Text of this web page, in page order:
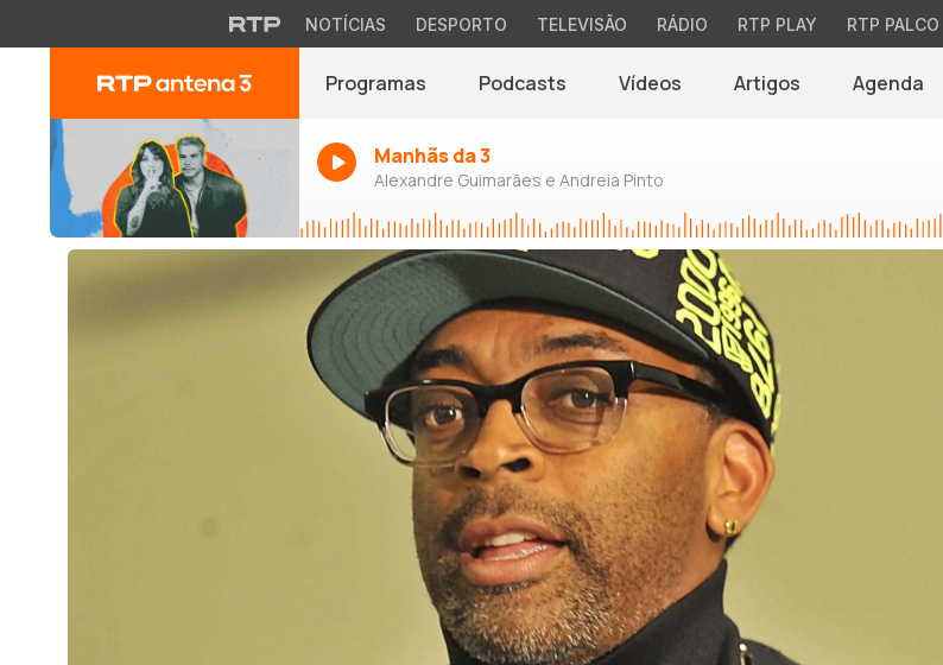
NOTÍCIAS DESPORTO TELEVISÃO RÁDIO RTP PLAY RTP PALCO
Programas Podcasts Vídeos Artigos Agenda
Manhãs da 3
Alexandre Guimarães e Andreia Pinto